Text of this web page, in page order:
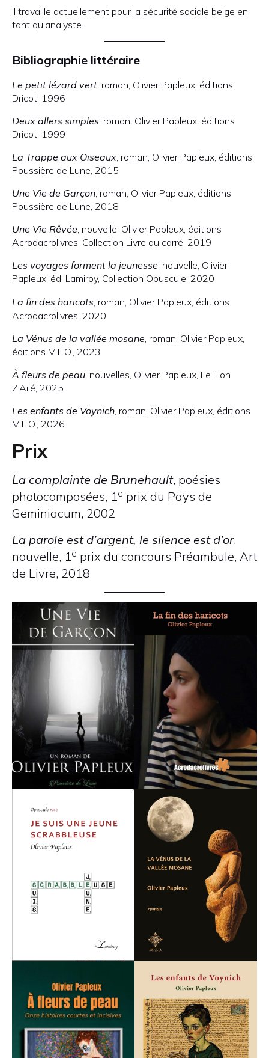
Il travaille actuellement pour la sécurité sociale belge en
tant qu’analyste.
Bibliographie littéraire
Le petit lézard vert, roman, Olivier Papleux, éditions
Dricot, 1996
Deux allers simples, roman, Olivier Papleux, éditions
Dricot, 1999
La Trappe aux Oiseaux, roman, Olivier Papleux, éditions
Poussière de Lune, 2015
Une Vie de Garçon, roman, Olivier Papleux, éditions
Poussière de Lune, 2018
Une Vie Rêvée, nouvelle, Olivier Papleux, éditions
Acrodacrolivres, Collection Livre au carré, 2019
Les voyages forment la jeunesse, nouvelle, Olivier
Papleux, éd. Lamiroy, Collection Opuscule, 2020
La fin des haricots, roman, Olivier Papleux, éditions
Acrodacrolivres, 2020
La Vénus de la vallée mosane, roman, Olivier Papleux,
éditions M.E.O., 2023
À fleurs de peau, nouvelles, Olivier Papleux, Le Lion
Z’Ailé, 2025
Les enfants de Voynich, roman, Olivier Papleux, éditions
M.E.O., 2026
Prix
La complainte de Brunehault, poésies
photocomposées, 1e prix du Pays de
Geminiacum, 2002
La parole est d’argent, le silence est d’or,
nouvelle, 1e prix du concours Préambule, Art
de Livre, 2018